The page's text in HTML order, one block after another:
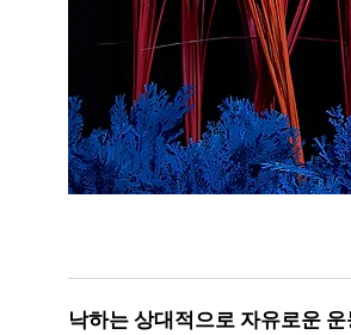
낙하는 상대적으로 자유로운